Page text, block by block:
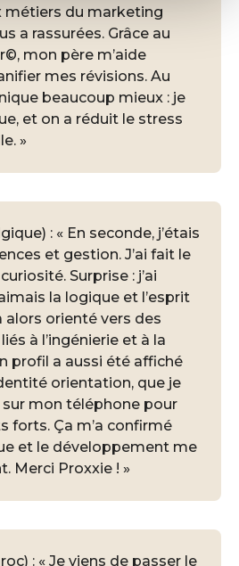
métiers du marketing
a rassurées. Grâce au
mon père m’aide
mes révisions. Au
beaucoup mieux : je
et on a réduit le stress
»
: « En seconde, j’étais
et gestion. J’ai fait le
Surprise : j’ai
la logique et l’esprit
alors orienté vers des
à l’ingénierie et à la
profil a aussi été affiché
orientation, que je
mon téléphone pour
forts. Ça m’a confirmé
et le développement me
Merci Proxxie ! »
: « Je viens de passer le